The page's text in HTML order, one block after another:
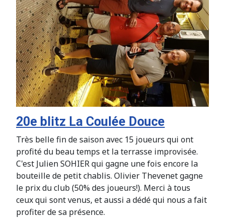
20e blitz La Coulée Douce
Très belle fin de saison avec 15 joueurs qui ont
profité du beau temps et la terrasse improvisée.
C'est Julien SOHIER qui gagne une fois encore la
bouteille de petit chablis. Olivier Thevenet gagne
le prix du club (50% des joueurs!). Merci à tous
ceux qui sont venus, et aussi a dédé qui nous a fait
profiter de sa présence.